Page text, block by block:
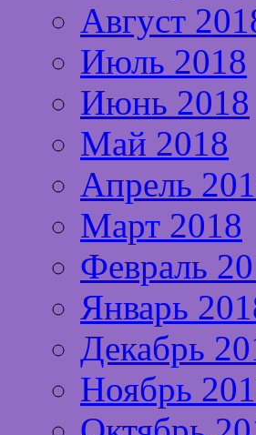
Август
Июль 2018
Июнь 2018
Май 2018
Апрель
Март 2018
Февраль
Январь
Декабрь
Ноябрь